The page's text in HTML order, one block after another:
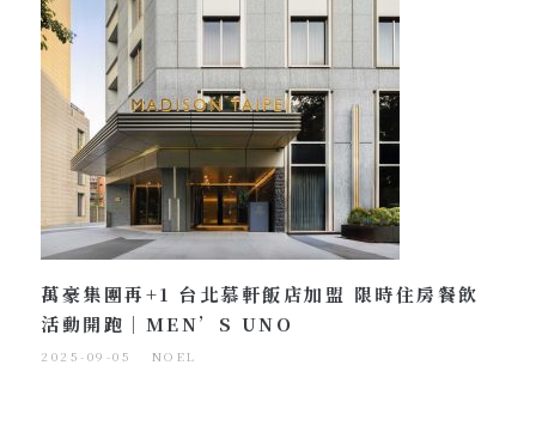
萬豪集團再+1 台北慕軒飯店加盟 限時住房餐飲
活動開跑｜MEN’S UNO
2025-09-05 NOEL